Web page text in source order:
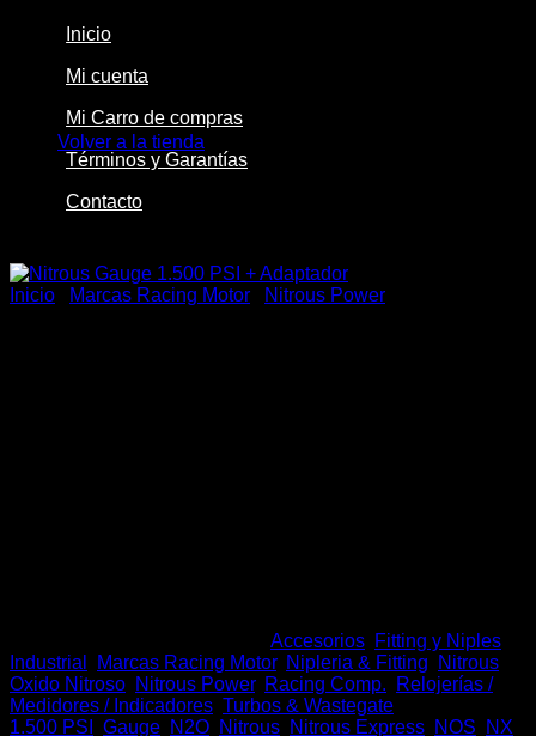
Volver a la tienda
Inicio
Mi cuenta
Mi Carro de compras
Términos y Garantías
Contacto
Inicio Marcas Racing Motor Nitrous Power
Accesorios Fitting y Niples
Industrial
Marcas Racing Motor, Nipleria & Fitting
Nitrous
Oxido Nitroso Nitrous Power, Racing Comp.
Relojerías /
Medidores / Indicadores Turbos & Wastegate
1.500 PSI
Gauge N2O Nitrous Nitrous Express NOS NX